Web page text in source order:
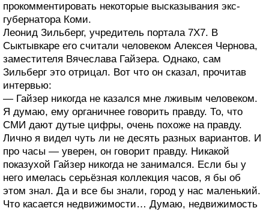
прокомментировать некоторые высказывания экс-
губернатора Коми.
Леонид Зильберг, учредитель портала 7Х7. В
Сыктывкаре его считали человеком Алексея Чернова,
заместителя Вячеслава Гайзера. Однако, сам
Зильберг это отрицал. Вот что он сказал, прочитав
интервью:
— Гайзер никогда не казался мне лживым человеком.
Я думаю, ему органичнее говорить правду. То, что
СМИ дают дутые цифры, очень похоже на правду.
Лично я видел чуть ли не десять разных вариантов. И
про часы — уверен, он говорит правду. Никакой
показухой Гайзер никогда не занимался. Если бы у
него имелась серьёзная коллекция часов, я бы об
этом знал. Да и все бы знали, город у нас маленький.
Что касается недвижимости… Думаю, недвижимость